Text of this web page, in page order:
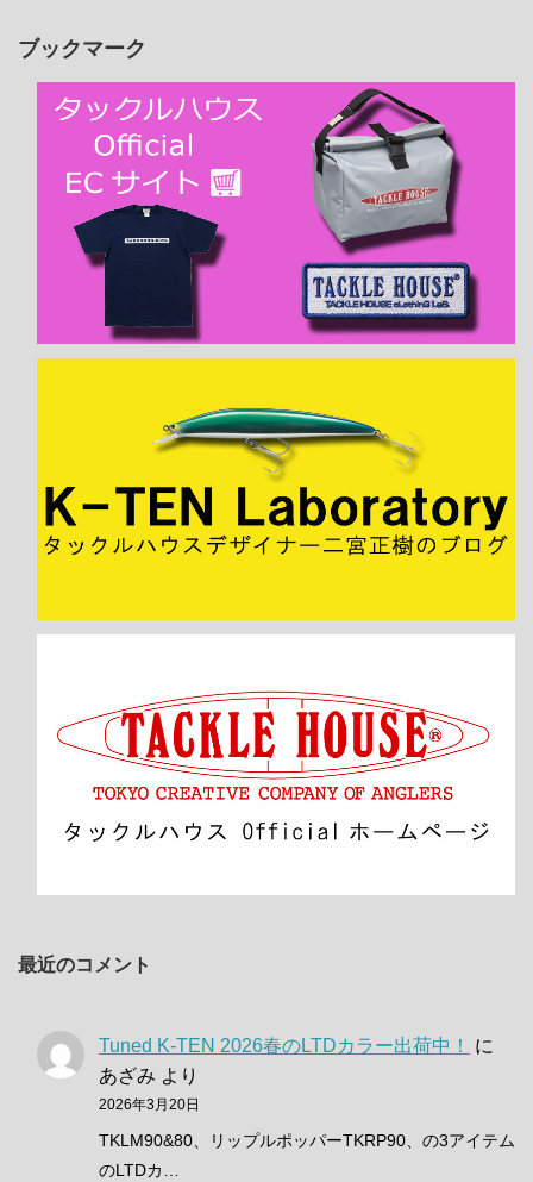
ブックマーク
最近のコメント
Tuned K-TEN 2026春のLTDカラー出荷中！
に
あざみ より
2026年3月20日
TKLM90&80、リップルポッパーTKRP90、の3アイテム
のLTDカ…